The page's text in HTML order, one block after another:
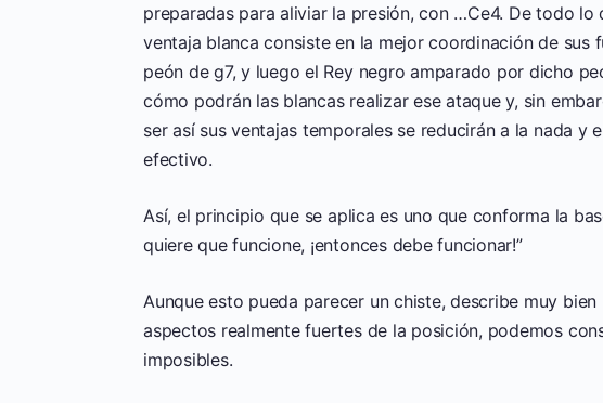
preparadas para aliviar la presión, con …Ce4. De todo
ventaja blanca consiste en la mejor coordinación de
peón de g7, y luego el Rey negro amparado por dicho
cómo podrán las blancas realizar ese ataque y, sin
ser así sus ventajas temporales se reducirán a la nada
efectivo.
Así, el principio que se aplica es uno que conforma la
quiere que funcione, ¡entonces debe funcionar!”
Aunque esto pueda parecer un chiste, describe muy
aspectos realmente fuertes de la posición, podemos
imposibles.